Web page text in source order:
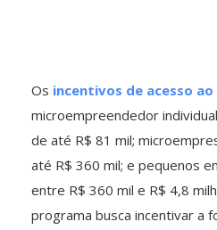
Os incentivos de acesso
microempreendedor
de até R$ 81 mil;
até R$ 360 mil; e pequenos
entre R$ 360 mil e R$ 4,8
programa busca incentivar a